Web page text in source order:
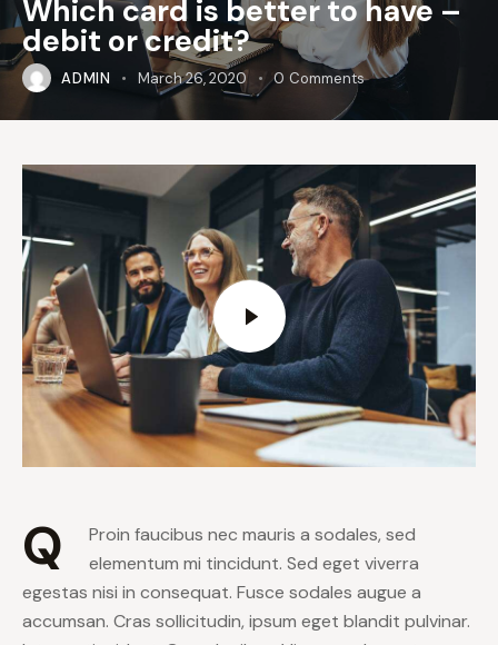
Which card is better to have –
debit or credit?
ADMIN March 26, 2020 0 Comments
Q
Proin faucibus nec mauris a sodales, sed
elementum mi tincidunt. Sed eget viverra
egestas nisi in consequat. Fusce sodales augue a
accumsan. Cras sollicitudin, ipsum eget blandit pulvinar.